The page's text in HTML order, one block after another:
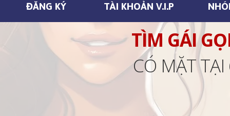
ĐĂNG KÝ TÀI KHOẢN V.I.P
TÌM GÁI
CÓ MẶT